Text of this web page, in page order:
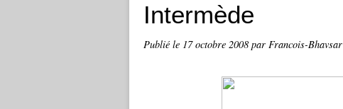
Intermède
Publié le 17 octobre 2008 par Francois-Bhavsar